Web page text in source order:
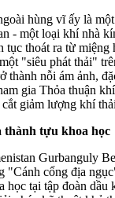
hùng vĩ ấy là
- một loại khí nhà
tục thoát ra từ miệng
"siêu phát thải"
thành nỗi ám ảnh,
gia Thỏa thuận
giảm lượng khí
thành tựu khoa học
Gurbanguly
"Cánh cổng địa
học tại tập đoàn dầu